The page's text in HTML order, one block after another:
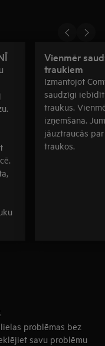
Vienmēr
traukiem
Izmantojot
saudzīgi
traukus.
izņemšana.
jāuztraucās
traukos.
problēmas bez
savu problēmu